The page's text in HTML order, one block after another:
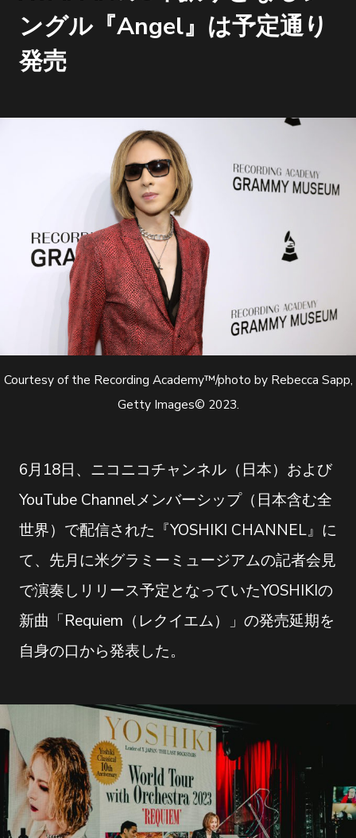
ングル『Angel』は予定通り
発売
Courtesy of the Recording Academy™️/photo by Rebecca Sapp,
Getty Images© 2023.
6月18日、ニコニコチャンネル（日本）および
YouTube Channelメンバーシップ（日本含む全
世界）で配信された『YOSHIKI CHANNEL』に
て、先月に米グラミーミュージアムの記者会見
で演奏しリリース予定となっていたYOSHIKIの
新曲「Requiem（レクイエム）」の発売延期を
自身の口から発表した。